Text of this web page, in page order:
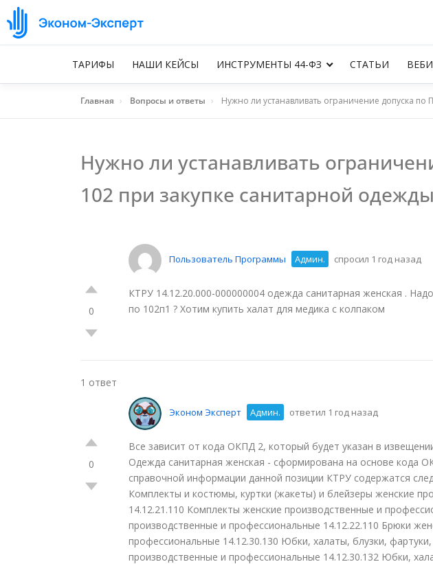
ТАРИФЫ НАШИ КЕЙСЫ ИНСТРУМЕНТЫ 44-ФЗ СТАТЬИ
Главная › Вопросы и ответы › Нужно ли устанавливать ограничение допуска
Нужно ли устанавливать
102 при закупке санитарной
0
Пользователь Программы Админ. спросил 1 год назад
КТРУ 14.12.20.000-000000004 одежда санитарная женская .
по 102п1 ? Хотим купить халат для медика с колпаком
1 ответ
0
Эконом Эксперт Админ. ответил 1 год назад
Все зависит от кода ОКПД 2, который будет указан в
Одежда санитарная женская - сформирована на основе кода
справочной информации данной позиции КТРУ содержатся
Комплекты и костюмы, куртки (жакеты) и блейзеры женские
14.12.21.110 Комплекты женские производственные и
производственные и профессиональные 14.12.22.110 Брюки
профессиональные 14.12.30.130 Юбки, халаты, блузки,
производственные и профессиональные 14.12.30.132 Юбки,